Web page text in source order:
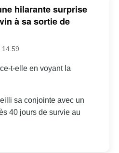
hilarante surprise
à sa sortie de
14:59
t-elle en voyant la
sa conjointe avec un
40 jours de survie au